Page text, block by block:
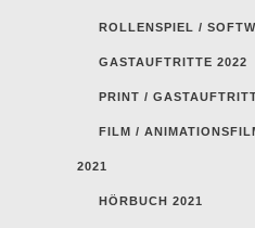
ROLLENSPIEL /
GASTAUFTRITTE 2022
PRINT /
FILM /
2021
HÖRBUCH 2021